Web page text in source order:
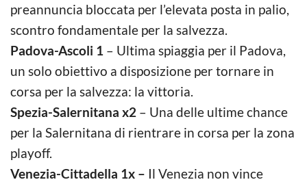
preannuncia bloccata per l’elevata posta in palio,
scontro fondamentale per la salvezza.
Padova-Ascoli 1 – Ultima spiaggia per il Padova,
un solo obiettivo a disposizione per tornare in
corsa per la salvezza: la vittoria.
Spezia-Salernitana x2 – Una delle ultime chance
per la Salernitana di rientrare in corsa per la zona
playoff.
Venezia-Cittadella 1x – Il Venezia non vince